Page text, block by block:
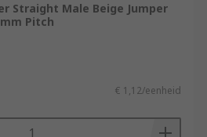
Straight Male Beige Jumper
Pitch
€ 1,12/eenheid